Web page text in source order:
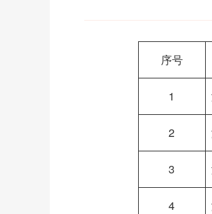
序号
1
2
3
4